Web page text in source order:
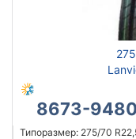
8673-
Типоразмер: 275/70